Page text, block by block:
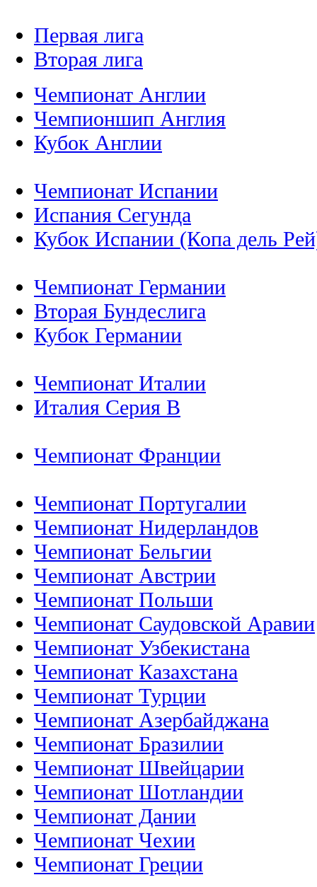
Первая лига
Вторая лига
Чемпионат Англии
Чемпионшип Англия
Кубок Англии
Чемпионат Испании
Испания Сегунда
Кубок Испании (Копа дель
Чемпионат Германии
Вторая Бундеслига
Кубок Германии
Чемпионат Италии
Италия Серия B
Чемпионат Франции
Чемпионат Португалии
Чемпионат Нидерландов
Чемпионат Бельгии
Чемпионат Австрии
Чемпионат Польши
Чемпионат Саудовской Аравии
Чемпионат Узбекистана
Чемпионат Казахстана
Чемпионат Турции
Чемпионат Азербайджана
Чемпионат Бразилии
Чемпионат Швейцарии
Чемпионат Шотландии
Чемпионат Дании
Чемпионат Чехии
Чемпионат Греции